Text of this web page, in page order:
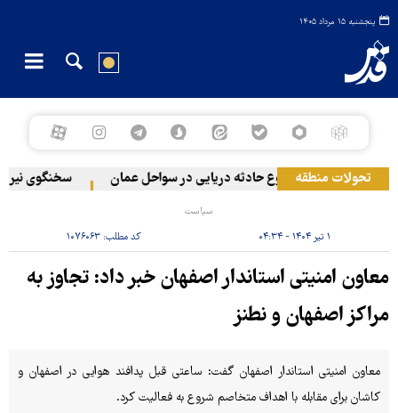
پنجشنبه ۱۵ مرداد ۱۴۰۵
تحولات منطقهوقوع حادثه دریایی در سواحل عمان سخنگوی
سیاست
۱ تیر ۱۴۰۴ - ۰۴:۳۴ کد مطلب: ۱۰۷۶۰۶۳
معاون امنیتی استاندار اصفهان خبر داد: تجاوز به
مراکز اصفهان و نطنز
معاون امنیتی استاندار اصفهان گفت: ساعتی قبل پدافند هوایی در اصفهان و
کاشان برای مقابله با اهداف متخاصم شروع به فعالیت کرد.